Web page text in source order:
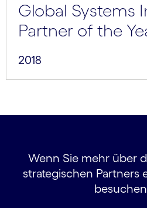
Global Systems
Partner of the
2018
Wenn Sie mehr über
strategischen Partners